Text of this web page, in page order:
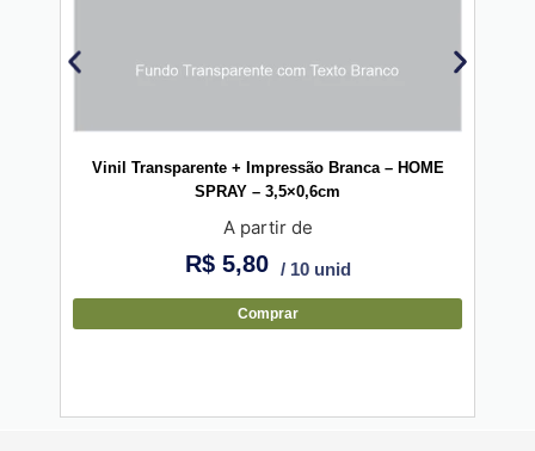
Vinil Transparente + Impressão Branca – HOME
SPRAY – 3,5×0,6cm
A partir de
R$5,80 / 10 unid
Comprar